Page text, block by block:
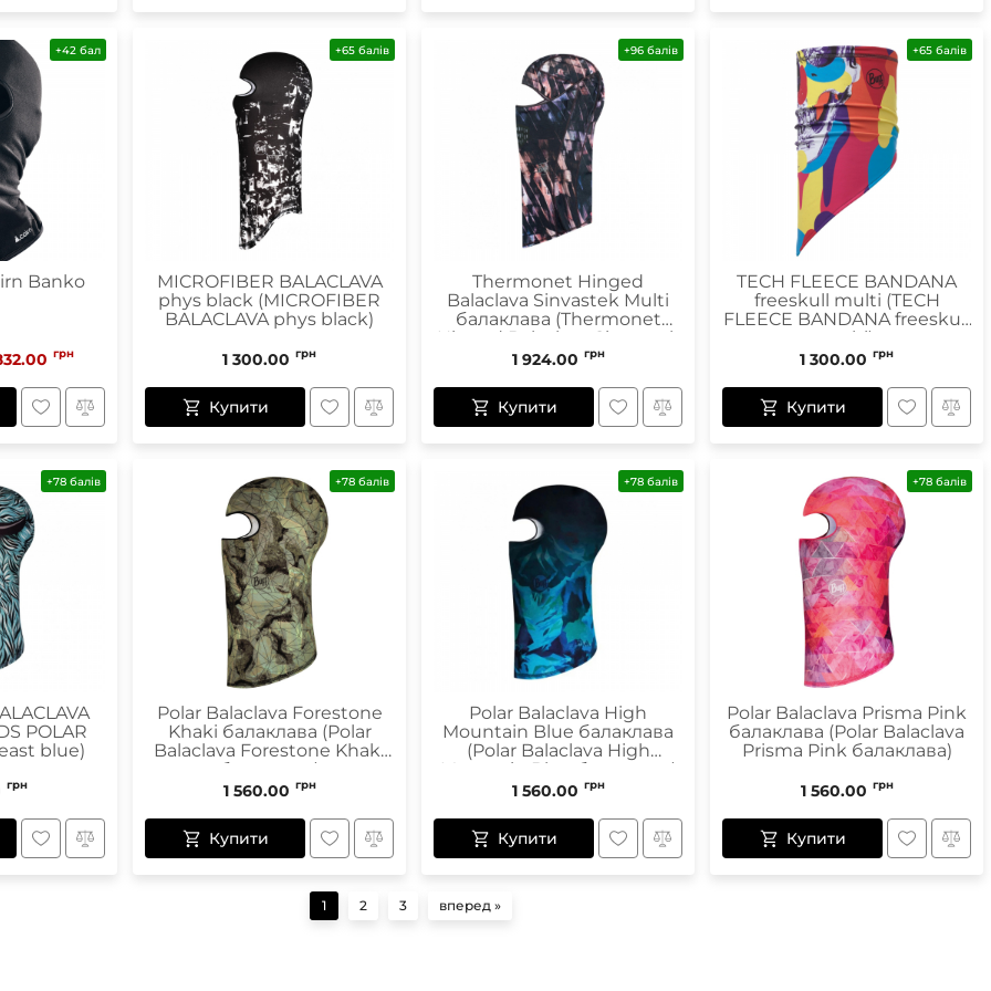
+42 бал
Banko
грн
+65 балів
MICROFIBER BALACLAVA
phys black (MICROFIBER
BALACLAVA phys black)
1 300.00 грн
Купити
+96 балів
Thermonet Hinged
Balaclava Sinvastek Multi
балаклава (Thermonet
Hinged Balaclava Sinvastek
Multi балаклава)
1 924.00 грн
Купити
+65 балів
TECH FLEECE BANDANA
freeskull multi (TECH
FLEECE BANDANA freeskull
multi)
1 300.00 грн
Купити
+78 балів
POLAR
blue)
грн
+78 балів
Polar Balaclava Forestone
Khaki балаклава (Polar
Balaclava Forestone Khaki
балаклава)
1 560.00 грн
Купити
+78 балів
Polar Balaclava High
Mountain Blue балаклава
(Polar Balaclava High
Mountain Blue балаклава)
1 560.00 грн
Купити
+78 балів
Polar Balaclava Prisma Pink
балаклава (Polar Balaclava
Prisma Pink балаклава)
1 560.00 грн
Купити
1 2 3 вперед »